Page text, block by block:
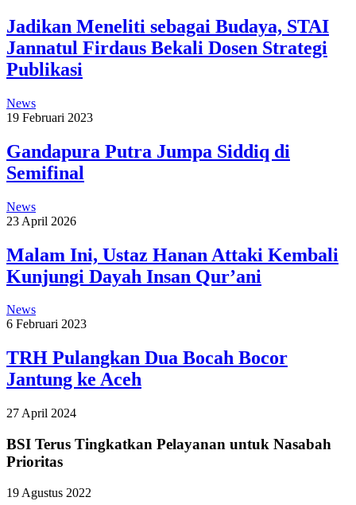
Jadikan Meneliti sebagai Budaya, STAI
Jannatul Firdaus Bekali Dosen Strategi
Publikasi
News
19 Februari 2023
Gandapura Putra Jumpa Siddiq di
Semifinal
News
23 April 2026
Malam Ini, Ustaz Hanan Attaki Kembali
Kunjungi Dayah Insan Qur’ani
News
6 Februari 2023
TRH Pulangkan Dua Bocah Bocor
Jantung ke Aceh
27 April 2024
BSI Terus Tingkatkan Pelayanan untuk Nasabah
Prioritas
19 Agustus 2022